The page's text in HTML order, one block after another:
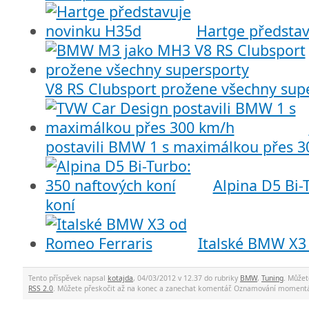
Hartge
V8 RS Clubsport prožene všechny
postavili BMW 1 s maximálkou přes
Alpina D5 Bi-
koní
Italské BMW
Tento příspěvek napsal kotajda, 04/03/2012 v 12.37 do rubriky BMW, Tuning .
RSS 2.0 . Můžete přeskočit až na konec a zanechat komentář. Oznamování